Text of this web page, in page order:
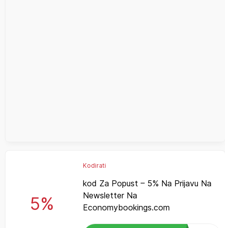
5%
Kodirati
kod Za Popust – 5% Na Prijavu Na
Newsletter Na
Economybookings.com